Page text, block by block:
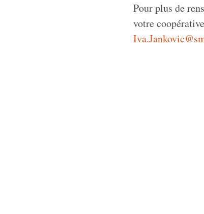
Pour plus de
votre